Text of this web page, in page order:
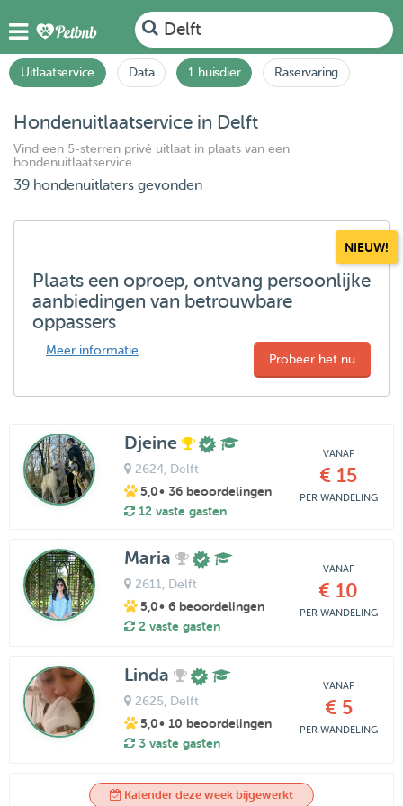
Delft
Uitlaatservice Data 1 huisdier Raservaring
Hondenuitlaatservice in Delft
Vind een 5-sterren privé uitlaat in plaats van een
hondenuitlaatservice
39 hondenuitlaters gevonden
NIEUW!
Plaats een oproep, ontvang persoonlijke
aanbiedingen van betrouwbare
oppassers
Meer informatie
Probeer het nu
Djeine
2624, Delft
5,0• 36 beoordelingen
12 vaste gasten
VANAF
€ 15
PER WANDELING
Maria
2611 , Delft
5,0• 6 beoordelingen
2 vaste gasten
VANAF
€ 10
PER WANDELING
Linda
2625, Delft
5,0• 10 beoordelingen
3 vaste gasten
VANAF
€ 5
PER WANDELING
Kalender deze week bijgewerkt